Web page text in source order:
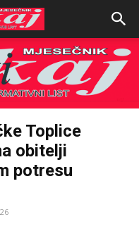
Toplice
obitelji
potresu